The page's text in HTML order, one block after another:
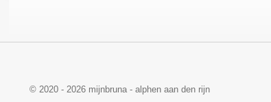
© 2020 - 2026 mijnbruna - alphen aan den rijn